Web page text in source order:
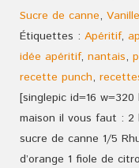
Sucre de canne, Vanille
Étiquettes : Apéritif,
idée apéritif, nantais,
recette punch,
[singlepic id=16
maison il vous faut : 2
sucre de canne 1/5
d’orange 1 fiole de